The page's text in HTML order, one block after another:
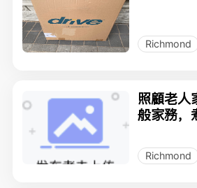
Richmond
照顧老人
般家務，
Richmond